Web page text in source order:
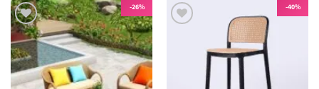
מספר
סוגים.
ניתן
את
יש
מספר
סוגים.
ניתן
לבחור
את
40%-
26%-
הוסף
לרשימת
המשאלות